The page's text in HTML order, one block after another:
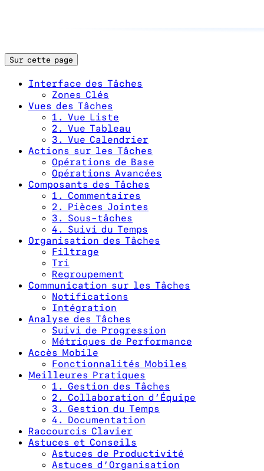
Sur cette page
Interface des Tâches
Zones Clés
Vues des Tâches
1. Vue Liste
2. Vue Tableau
3. Vue Calendrier
Actions sur les Tâches
Opérations de Base
Opérations Avancées
Composants des Tâches
1. Commentaires
2. Pièces Jointes
3. Sous-tâches
4. Suivi du Temps
Organisation des Tâches
Filtrage
Tri
Regroupement
Communication sur les Tâches
Notifications
Intégration
Analyse des Tâches
Suivi de Progression
Métriques de Performance
Accès Mobile
Fonctionnalités Mobiles
Meilleures Pratiques
1. Gestion des Tâches
2. Collaboration d’Équipe
3. Gestion du Temps
4. Documentation
Raccourcis Clavier
Astuces et Conseils
Astuces de Productivité
Astuces d’Organisation